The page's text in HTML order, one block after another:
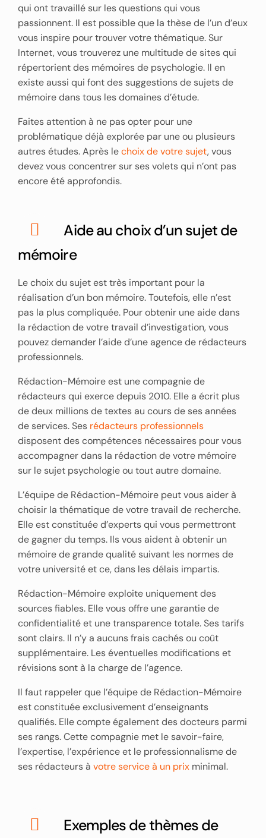
qui ont travaillé sur les questions qui vous
passionnent. Il est possible que la thèse de l’un d’eux
vous inspire pour trouver votre thématique. Sur
Internet, vous trouverez une multitude de sites qui
répertorient des mémoires de psychologie. Il en
existe aussi qui font des suggestions de sujets de
mémoire dans tous les domaines d’étude.
Faites attention à ne pas opter pour une
problématique déjà explorée par une ou plusieurs
autres études. Après lechoix de votre sujet, vous
devez vous concentrer sur ses volets qui n’ont pas
encore été approfondis.
Aide au choix d’un sujet de
mémoire
Le choix du sujet est très important pour la
réalisation d’un bon mémoire. Toutefois, elle n’est
pas la plus compliquée. Pour obtenir une aide dans
la rédaction de votre travail d’investigation, vous
pouvez demander l’aide d’une agence de rédacteurs
professionnels.
Rédaction-Mémoire est une compagnie de
rédacteurs qui exerce depuis 2010. Elle a écrit plus
de deux millions de textes au cours de ses années
de services. Ses rédacteurs professionnels
disposent des compétences nécessaires pour vous
accompagner dans la rédaction de votre mémoire
sur le sujet psychologie ou tout autre domaine.
L’équipe de Rédaction-Mémoire peut vous aider à
choisir la thématique de votre travail de recherche.
Elle est constituée d’experts qui vous permettront
de gagner du temps. Ils vous aident à obtenir un
mémoire de grande qualité suivant les normes de
votre université et ce, dans les délais impartis.
Rédaction-Mémoire exploite uniquement des
sources fiables. Elle vous offre une garantie de
confidentialité et une transparence totale. Ses tarifs
sont clairs. Il n’y a aucuns frais cachés ou coût
supplémentaire. Les éventuelles modifications et
révisions sont à la charge de l’agence.
Il faut rappeler que l’équipe de Rédaction-Mémoire
est constituée exclusivement d’enseignants
qualifiés. Elle compte également des docteurs parmi
ses rangs. Cette compagnie met le savoir-faire,
l’expertise, l’expérience et le professionnalisme de
ses rédacteurs à votre service à un prixminimal.
Exemples de thèmes de